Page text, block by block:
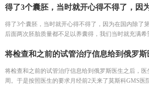
得了3个囊胚，当时就开心得不得了，因为在国内除了
后面两次胚胎质量都不足以养囊得，我们当时就充满
然有点难过，但是也能预想到这个结果，毕竟已经做
将检查和之前的试管治疗信息给到俄罗斯医生之后，
周。于是按照医生的要求月经前2天来了莫斯科GMS医